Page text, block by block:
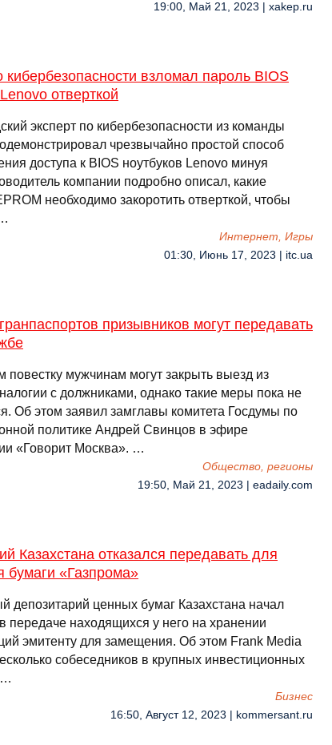
19:00, Май 21, 2023 | xakep.ru
кибербезопасности взломал пароль BIOS
отверткой
эксперт по кибербезопасности из команды
чрезвычайно простой способ
доступа к BIOS ноутбуков Lenovo минуя
компании подробно описал, какие
необходимо закоротить отверткой, чтобы
Интернет, Игры
01:30, Июнь 17, 2023 | itc.ua
призывников могут передавать
повестку мужчинам могут закрыть выезд из
с должниками, однако такие меры пока не
Об этом заявил замглавы комитета Госдумы по
политике Андрей Свинцов в эфире
«Говорит Москва». …
Общество, регионы
19:50, Май 21, 2023 | eadaily.com
Казахстана отказался передавать для
бумаги «Газпрома»
депозитарий ценных бумаг Казахстана начал
передаче находящихся у него на хранении
эмитенту для замещения. Об этом Frank Media
собеседников в крупных инвестиционных
…
Бизнес
16:50, Август 12, 2023 | kommersant.ru